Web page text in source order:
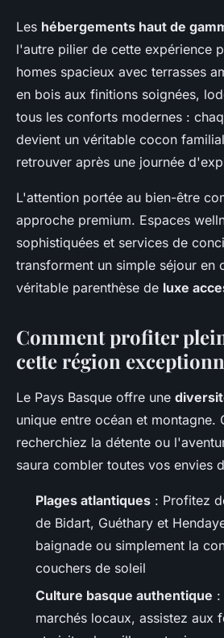
Les hébergements haut de
l'autre pilier de cette expérience
homes spacieux avec terrasses
en bois aux finitions soignées,
tous les conforts modernes :
devient un véritable cocon
retrouver après une journée
L'attention portée au bien-être
approche premium. Espaces
sophistiquées et services de
transforment un simple séjour en
véritable parenthèse de luxe
Comment profiter
cette région
Le Pays Basque offre une
unique entre océan et montagne.
recherchiez la détente ou
saura combler toutes vos envies
Plages atlantiques : Profitez
de Bidart, Guéthary et
baignade ou simplement la
couchers de soleil
Culture basque authentique :
marchés locaux, assistez aux